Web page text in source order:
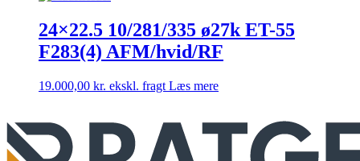
24×22.5 10/281/335 ø27k ET-55
F283(4) AFM/hvid/RF
19.000,00 kr. ekskl. fragt Læs mere